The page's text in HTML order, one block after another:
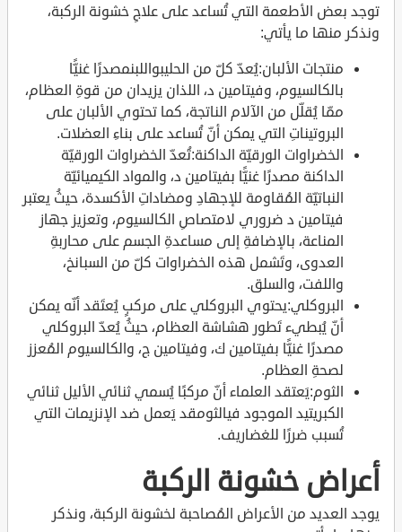
توجد بعض الأطعمة التي تُساعد على علاجِ خشونة الركبة،
ونذكر منها ما يأتي:
منتجات الألبان:يُعدّ كلّ من الحليبواللبنمصدرًا غنيًّا
بالكالسيوم، وفيتامين د، اللذان يزيدان من قوةِ العظام،
ممّا يُقلّل من الآلام الناتجة، كما تحتوي الألبان على
البروتيناتِ التي يمكن أنّ تُساعد على بناءِ العضلات.
الخضراوات الورقيّة الداكنة:تُعدّ الخضراوات الورقيّة
الداكنة مصدرًا غنيًّا بفيتامين د، والمواد الكيميائيّة
النباتيّة المُقاومة للإجهادِ ومضاداتِ الأكسدة، حيثُ يعتبر
فيتامين د ضروري لامتصاصِ الكالسيوم، وتعزيز جهاز
المناعة، بالإضافةِ إلى مساعدةِ الجسم على محاربةِ
العدوى، وتَشمل هذه الخضراوات كلّ من السبانخ،
واللفت، والسلق.
البروكلي:يحتوي البروكلي على مركبٍ يُعتَقد أنّه يمكن
أنّ يُبطيء تَطور هشاشة العظام، حيثُ يُعدّ البروكلي
مصدرًا غنيًّا بفيتامين ك، وفيتامين ج، والكالسيوم المُعزز
لصحةِ العظام.
الثوم:يَعتقد العلماء أنّ مركبًا يُسمي ثنائي الأليل ثنائي
الكبريتيد الموجود فيالثومقد يَعمل ضد الإنزيمات التي
تُسبب ضررًا للغضاريف.
أعراض خشونة الركبة
يوجد العديد من الأعراض المُصاحبة لخشونة الركبة، ونذكر